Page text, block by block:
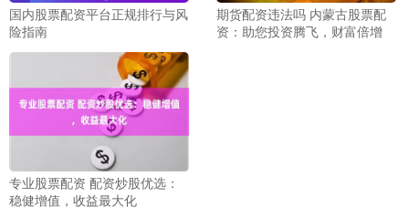
国内股票配资平台正规排行与风
险指南
期货配资违法吗 内蒙古股票配
资：助您投资腾飞，财富倍增
专业股票配资 配资炒股优选：
稳健增值，收益最大化